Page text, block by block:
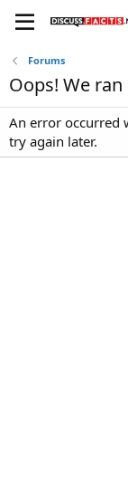
Forums
Oops! We
An error occurred
try again later.